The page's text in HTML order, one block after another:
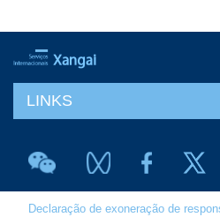
LINKS
Declaração de exoneração de